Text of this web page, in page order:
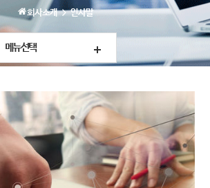
회사소개 인사말
메뉴선택